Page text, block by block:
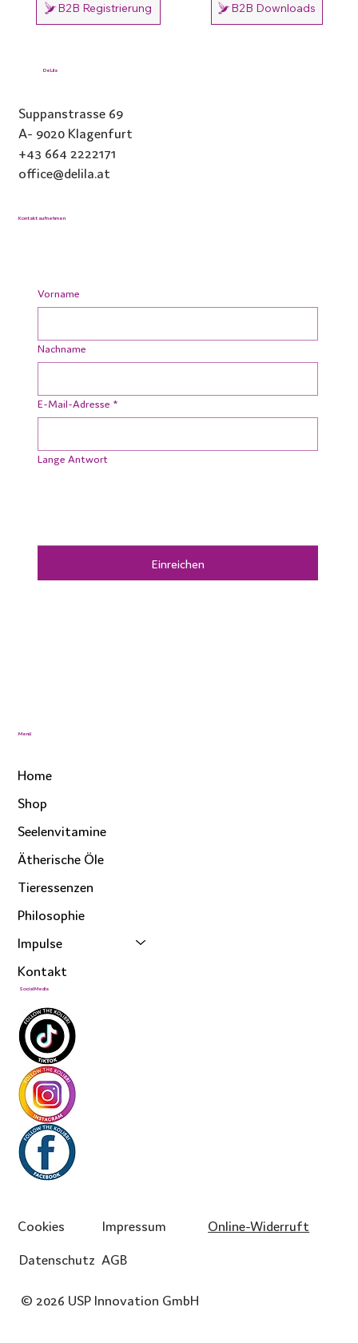
B2B Registrierung B2B Downloads
DeLila
Suppanstrasse 69
A- 9020 Klagenfurt
+43 664 2222171
office@delila.at
Menü
Home
Shop
Seelenvitamine
Ätherische Öle
Tieressenzen
Philosophie
Impulse
Kontakt
Social Media
Kontakt aufnehmen
Vorname
Nachname
E-Mail-Adresse *
Lange Antwort
Einreichen
Cookies
Datenschutz
Impressum
AGB
Online-Widerruft
© 2026 USP Innovation GmbH